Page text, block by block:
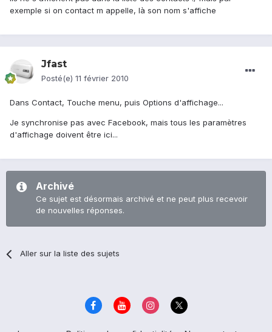
exemple si on contact m appelle, là son nom s'affiche
Jfast
Posté(e) 11 février 2010
Dans Contact, Touche menu, puis Options d'affichage...
Je synchronise pas avec Facebook, mais tous les paramètres
d'affichage doivent être ici...
Archivé
Ce sujet est désormais archivé et ne peut plus recevoir
de nouvelles réponses.
Aller sur la liste des sujets